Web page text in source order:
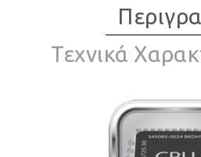
Τεχνικά